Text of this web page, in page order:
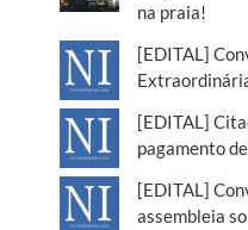
na praia!
[EDITAL]
[EDITAL]
pagamento
[EDITAL]
assembleia